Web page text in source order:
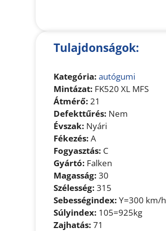
Tulajdonságok:
Kategória: autógumi
Mintázat: FK520 XL MFS
Átmérő: 21
Defekttűrés: Nem
Évszak: Nyári
Fékezés: A
Fogyasztás: C
Gyártó: Falken
Magasság: 30
Szélesség: 315
Sebességindex: Y=300 km/h
Súlyindex: 105=925kg
Zajhatás: 71